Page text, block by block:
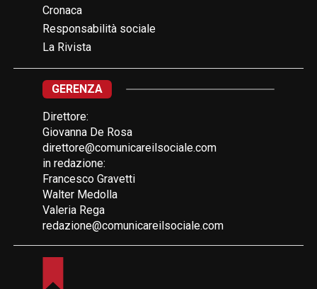
Cronaca
Responsabilità sociale
La Rivista
GERENZA
Direttore:
Giovanna De Rosa
direttore@comunicareilsociale.com
in redazione:
Francesco Gravetti
Walter Medolla
Valeria Rega
redazione@comunicareilsociale.com